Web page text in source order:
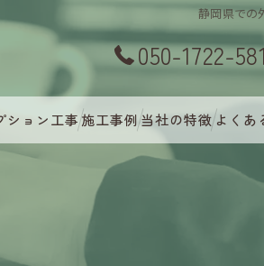
静岡県での
050-1722-
ション工事施工事例当社の特徴よくあ